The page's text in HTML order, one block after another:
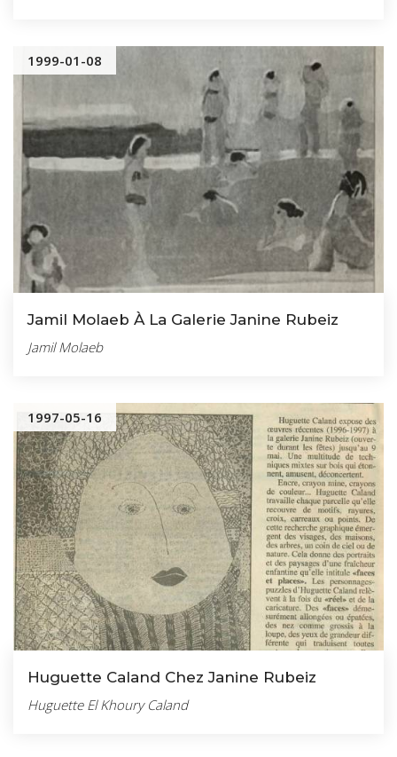
1999-01-08
Jamil Molaeb À La Galerie Janine Rubeiz
Jamil Molaeb
1997-05-16
Huguette Caland Chez Janine Rubeiz
Huguette El Khoury Caland